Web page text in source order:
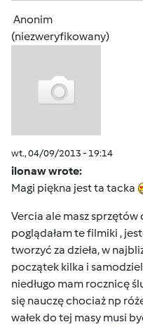
Anonim
(niezweryfikowany)
wt., 04/09/2013 - 19:14
ilonaw wrote:
Magi piękna jest ta tacka
Vercia ale masz
poglądałam te filmiki ,
tworzyć za dzieła, w
początek kilka i
niedługo mam rocznicę
się nauczę chociaż np
wałek do tej masy musi